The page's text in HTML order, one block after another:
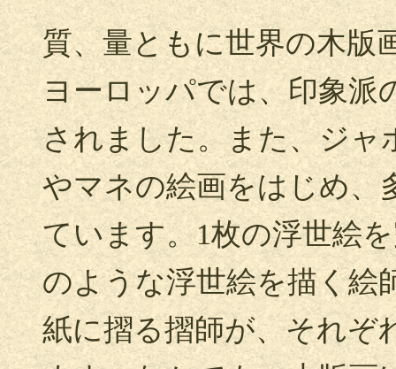
質、量ともに世界の木版
ヨーロッパでは、印象派
されました。また、ジャ
やマネの絵画をはじめ、
ています。1枚の浮世絵
のような浮世絵を描く絵
紙に摺る摺師が、それぞ